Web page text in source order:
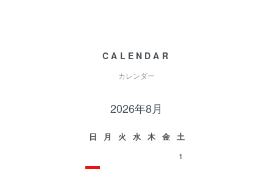
CALENDAR
カレンダー
2026年8月
日 月 火 水 木 金
土
1